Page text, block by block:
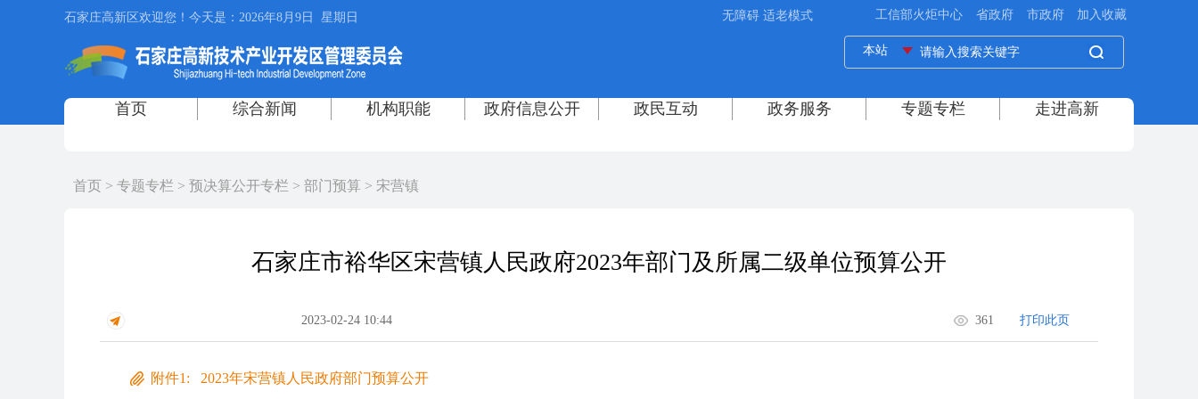
无障碍 适老模式
首页 > 专题专栏 > 预决算公开专栏 > 部门预算 > 宋营镇
石家庄市裕华区宋营镇人民政府2023年部门及所属二级单位预算公开
2023-02-24 10:44 361 打印此页
附件1: 2023年宋营镇人民政府部门预算公开